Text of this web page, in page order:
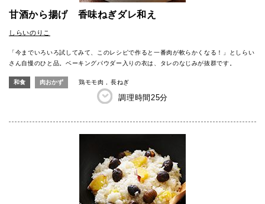
甘酒から揚げ 香味ねぎダレ和え
しらいのりこ
「今までいろいろ試してみて、このレシピで作ると一番肉が軟らかくなる！」としらい
さん自慢のひと品。ベーキングパウダー入りの衣は、タレのなじみが抜群です。
和食 肉おかず 鶏モモ肉 長ねぎ
調理時間25分